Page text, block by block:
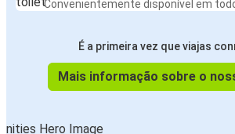
Convenientemente disponível em
É a primeira vez que viajas
Mais informação sobre o